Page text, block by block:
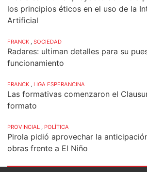
los principios éticos en el uso de la
Artificial
FRANCK SOCIEDAD
Radares: ultiman detalles para su
funcionamiento
FRANCK LIGA ESPERANCINA
Las formativas comenzaron el
formato
PROVINCIAL POLÍTICA
Pirola pidió aprovechar la
obras frente a El Niño